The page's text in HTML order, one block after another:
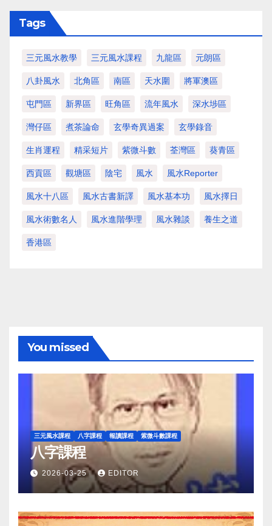
Tags
三元風水教學 三元風水課程 九龍區 元朗區
八卦風水 北角區 南區 天水圍 將軍澳區
屯門區 新界區 旺角區 流年風水 深水埗區
灣仔區 煮茶論命 玄學奇異過案 玄學錄音
生肖運程 精采短片 紫微斗數 荃灣區 葵青區
西貢區 觀塘區 陰宅 風水 風水Reporter
風水十八區 風水古書新譯 風水基本功 風水擇日
風水術數名人 風水進階學理 風水雜談 養生之道
香港區
You missed
三元風水課程 八字課程 報讀課程 紫微斗數課程
八字課程
2026-03-25 EDITOR